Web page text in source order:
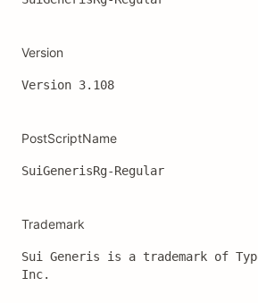
Version
Version 3.108
PostScriptName
SuiGenerisRg-Regular
Trademark
Sui Generis is a trademark of
Inc.